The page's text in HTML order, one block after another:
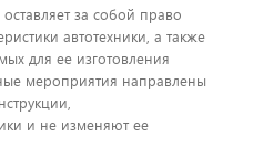
за собой право
автотехники, а также
для ее изготовления
мероприятия направлены
и не изменяют ее